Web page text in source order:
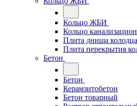
Кольцо ЖБИ
Кольцо
Плита днища колодца
Плита перекрытия
Бетон
Бетон
Керамзитобетон
Бетон товарный